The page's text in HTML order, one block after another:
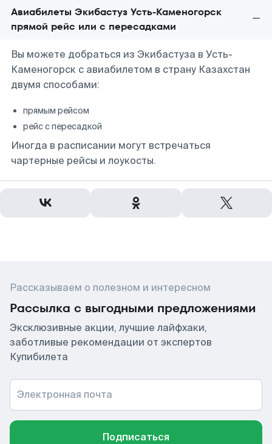
Авиабилеты Экибастуз Усть-Каменогорск
прямой рейс или с пересадками
Вы можете добраться из Экибастуза в Усть-
Каменогорск с авиабилетом в страну Казахстан
двумя способами:
прямым рейсом
рейс с пересадкой
Иногда в расписании могут встречаться
чартерные рейсы и лоукосты.
Рассказываем о полезном и интересном
Рассылка с выгодными предложениями
Эксклюзивные акции, лучшие лайфхаки,
заботливые рекомендации от экспертов
Купибилета
Электронная почта
Подписаться